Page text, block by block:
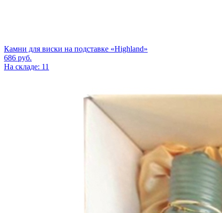
Камни для виски на подставке «Highland»
686 руб.
На складе: 11